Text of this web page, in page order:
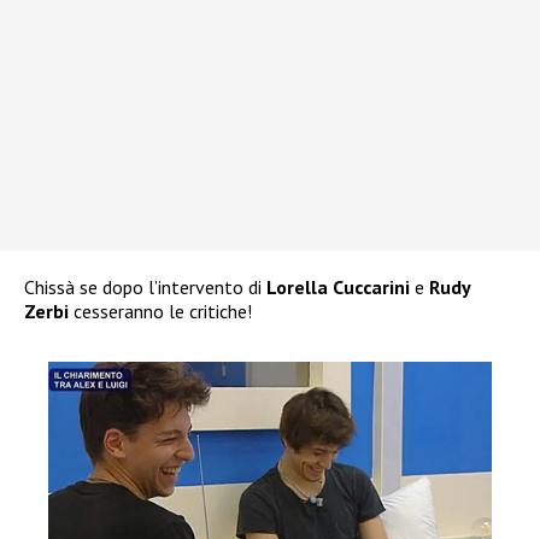
Chissà se dopo l’intervento di Lorella Cuccarini e Rudy
Zerbi cesseranno le critiche!